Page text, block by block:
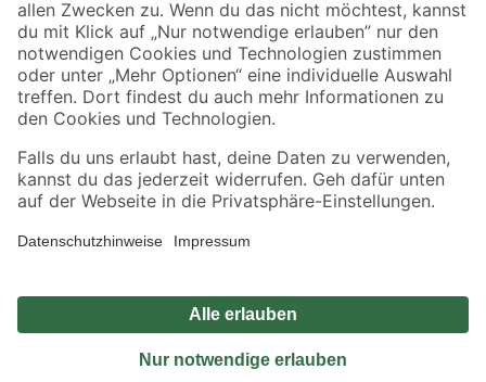
Jetzt die toom-App herunterladen
Alle Preisangaben in EUR inkl. gesetzl. MwSt.. Die dargestellten Angebote sind unter
Umständen nicht in allen Märkten verfügbar. Die angegebenen Verfügbarkeiten beziehen
Produkte nur solange der Vorrat reicht.
*Paketversand ab 59 € versandkostenfrei, gilt nicht für Artikel mit Speditionsversand, hier
Privatsphäre Impressum
Nutzungsbedingungen
Widerrufsrecht
Vertrag widerrufen